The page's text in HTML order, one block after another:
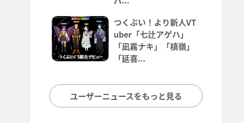
つくぶい！より新人VT
uber「七辻アゲハ」
「凪霧ナキ」「槙嶺」
「延喜...
ユーザーニュースをもっと見る